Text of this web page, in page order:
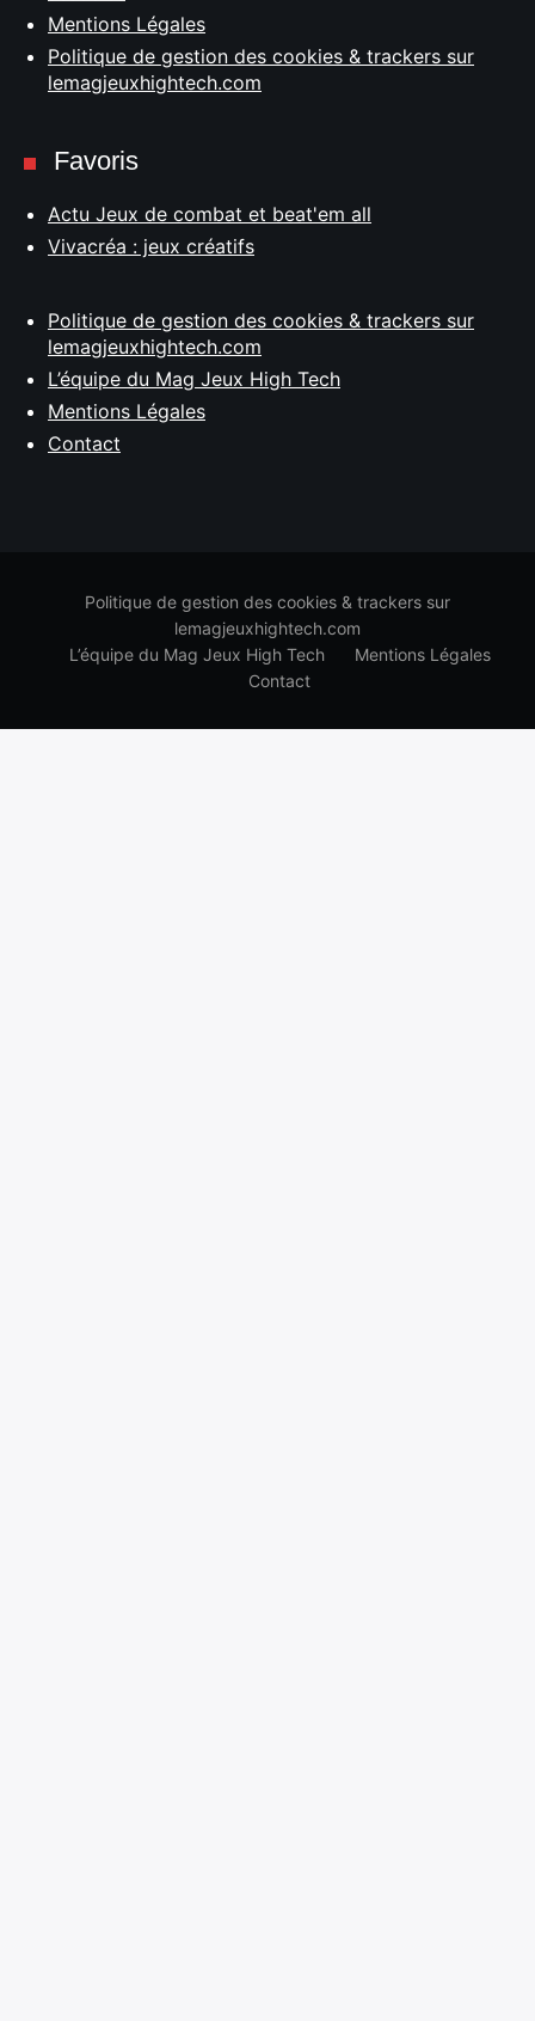
Mentions Légales
Politique de gestion des cookies & trackers sur
lemagjeuxhightech.com
Favoris
Actu Jeux de combat et beat'em all
Vivacréa : jeux créatifs
Politique de gestion des cookies & trackers sur
lemagjeuxhightech.com
L’équipe du Mag Jeux High Tech
Mentions Légales
Contact
Politique de gestion des cookies & trackers sur
lemagjeuxhightech.com
L’équipe du Mag Jeux High Tech
Mentions Légales
Contact